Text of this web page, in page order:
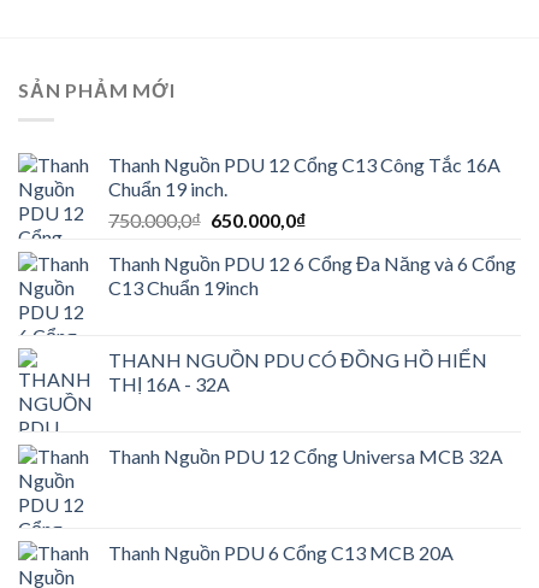
SẢN PHẢM MỚI
Thanh Nguồn PDU 12 Cổng C13 Công Tắc 16A
Chuẩn 19 inch.
750.000,0₫ Giá
là:
750.000,0₫.
650.000,0₫Giá
tại
Thanh Nguồn PDU 12 6 Cổng Đa Năng và 6 Cổng
C13 Chuẩn 19inch
THANH NGUỒN PDU CÓ ĐỒNG HỒ HIỂN
THỊ 16A - 32A
Thanh Nguồn PDU 12 Cổng Universa MCB 32A
Thanh Nguồn PDU 6 Cổng C13 MCB 20A